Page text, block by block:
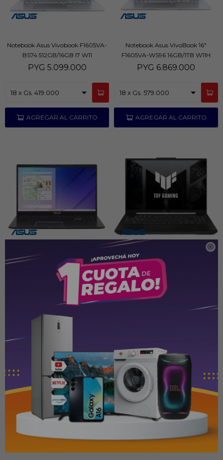

Notebook Asus Vivobook F1605VA-
BS74 512GB/16GB I7 W11
PYG 5.099.000
Notebook Asus VivoBook 16"
F1605VA-WS96 16GB/1TB W11H
PYG 6.869.000
Notebook Asus Vivobook Go 15.6"
E510KA-BQ1203W 4/128Gb
1.389.000
Notebook Asus Tuf CI5 FX607VJ
512/8GB
PYG 5.219.000